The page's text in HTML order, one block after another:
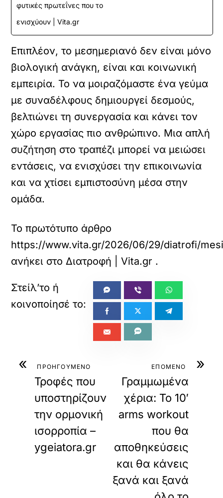
φυτικές πρωτεΐνες που το
ενισχύουν | Vita.gr
Επιπλέον, το μεσημεριανό δεν είναι μόνο
βιολογική ανάγκη, είναι και κοινωνική
εμπειρία. Το να μοιραζόμαστε ένα γεύμα
με συναδέλφους δημιουργεί δεσμούς,
βελτιώνει τη συνεργασία και κάνει τον
χώρο εργασίας πιο ανθρώπινο. Μια απλή
συζήτηση στο τραπέζι μπορεί να μειώσει
εντάσεις, να ενισχύσει την επικοινωνία
και να χτίσει εμπιστοσύνη μέσα στην
ομάδα.
Το πρωτότυπο άρθρο
https://www.vita.gr/2026/06/29/diatrofi/
ανήκει στοΔιατροφή | Vita.gr .
« ΠΡΟΗΓΟΥΜΕΝΟ
Τροφές που
υποστηρίζουν
την ορμονική
ισορροπία –
ygeiatora.gr
»
ΕΠΟΜΕΝΟ
Γραμμωμένα
χέρια: Το 10′
arms workout
που θα
αποθηκεύσεις
και θα κάνεις
ξανά και ξανά